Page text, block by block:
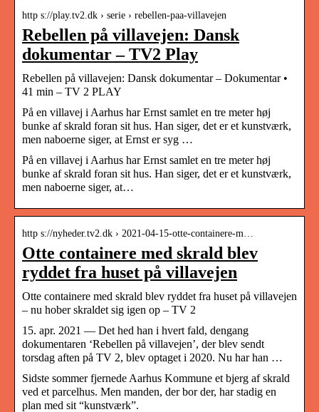
http s://play.tv2.dk › serie › rebellen-paa-villavejen
Rebellen på villavejen: Dansk
dokumentar – TV2 Play
Rebellen på villavejen: Dansk dokumentar – Dokumentar •
41 min – TV 2 PLAY
På en villavej i Aarhus har Ernst samlet en tre meter høj
bunke af skrald foran sit hus. Han siger, det er et kunstværk,
men naboerne siger, at Ernst er syg …
På en villavej i Aarhus har Ernst samlet en tre meter høj
bunke af skrald foran sit hus. Han siger, det er et kunstværk,
men naboerne siger, at…
http s://nyheder.tv2.dk › 2021-04-15-otte-containere-m…
Otte containere med skrald blev
ryddet fra huset på villavejen
Otte containere med skrald blev ryddet fra huset på villavejen
– nu hober skraldet sig igen op – TV 2
15. apr. 2021 — Det hed han i hvert fald, dengang
dokumentaren ‘Rebellen på villavejen’, der blev sendt
torsdag aften på TV 2, blev optaget i 2020. Nu har han …
Sidste sommer fjernede Aarhus Kommune et bjerg af skrald
ved et parcelhus. Men manden, der bor der, har stadig en
plan med sit “kunstværk”.